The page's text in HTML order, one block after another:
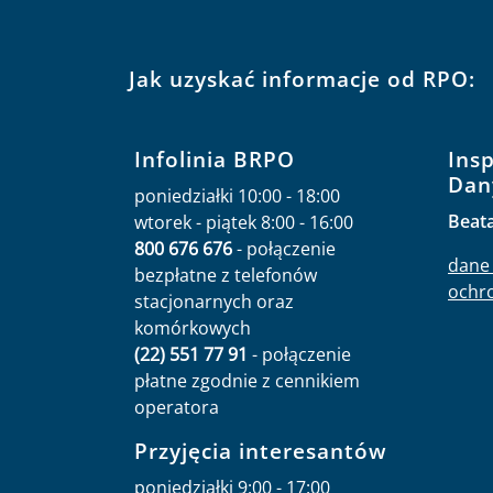
Jak uzyskać informacje od RPO:
Infolinia BRPO
poniedziałki 10:00 - 18:00
wtorek - piątek 8:00 - 16:00
800 676 676- połączenie
bezpłatne z telefonów
stacjonarnych oraz
komórkowych
(22) 551 77 91 - połączenie
płatne zgodnie z cennikiem
operatora
Przyjęcia interesantów
poniedziałki 9:00 - 17:00